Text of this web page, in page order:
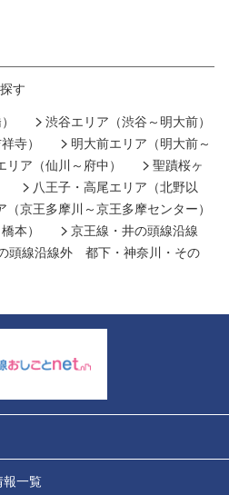
す
渋谷エリア（渋谷～明大前）
寺）
明大前エリア（明大前～
リア（仙川～府中）
聖蹟桜ヶ
八王子・高尾エリア（北野以
（京王多摩川～京王多摩センター）
本）
京王線・井の頭線沿線
頭線沿線外 都下・神奈川・その
報一覧